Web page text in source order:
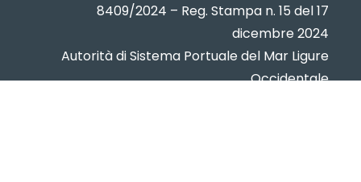
8409/2024 – Reg. Stampa n. 15 del 17
dicembre 2024
Autorità di Sistema Portuale del Mar Ligure
Occidentale